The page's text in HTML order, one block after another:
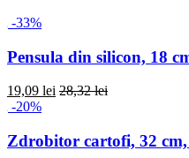
-33%
Pensula din silicon, 18
19,09 lei 28,32 lei
-20%
Zdrobitor cartofi, 32 cm,